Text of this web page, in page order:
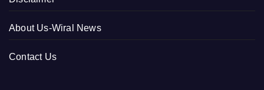
About Us-Wiral News
Contact Us